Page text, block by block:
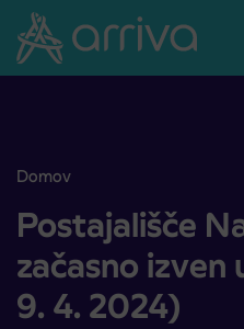
Skoči na vsebino
Domov
Postajališče Nad Dolinsko
Postajališče
začasno izven
9. 4. 2024)